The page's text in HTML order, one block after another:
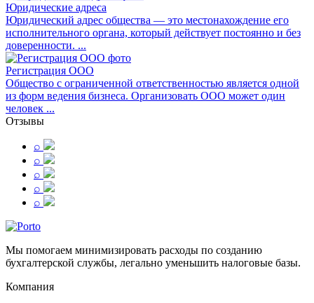
Юридические адреса
Юридический адрес общества — это местонахождение его
исполнительного органа, который действует постоянно и без
доверенности. ...
Регистрация ООО
Общество с ограниченной ответственностью является одной
из форм ведения бизнеса. Организовать ООО может один
человек ...
Отзывы
⌕
⌕
⌕
⌕
⌕
Мы помогаем минимизировать расходы по созданию
бухгалтерской службы, легально уменьшить налоговые базы.
Компания